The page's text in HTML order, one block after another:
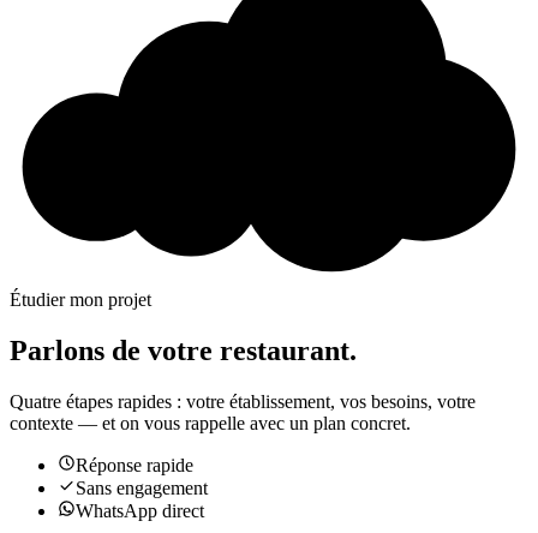
Étudier mon projet
Parlons de votre restaurant.
Quatre étapes rapides : votre établissement, vos besoins, votre
contexte — et on vous rappelle avec un plan concret.
Réponse rapide
Sans engagement
WhatsApp direct